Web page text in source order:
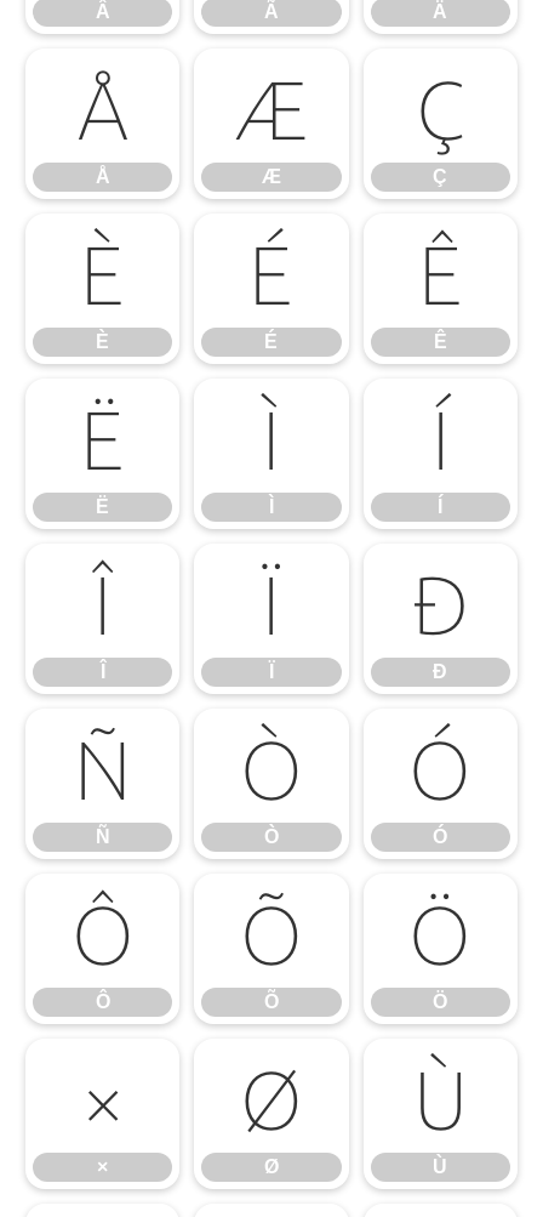
Â Ã Ä
Å
Å
Æ
Æ
Ç
Ç
È
È
É
É
Ê
Ê
Ë
Ë
Ì Í
Î Ï Ð
Ð
Ñ
Ñ
Ò
Ò
Ó
Ó
Ô
Ô
Õ
Õ
Ö
Ö
×
×
Ø
Ø
Ù
Ù